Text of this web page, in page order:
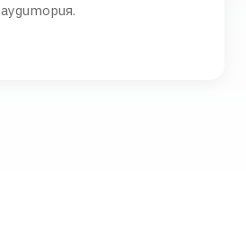
аудитория.